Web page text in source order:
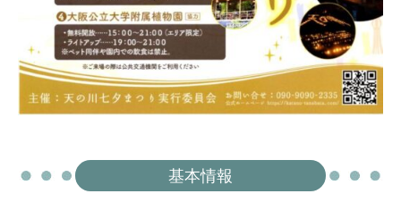
基本情報